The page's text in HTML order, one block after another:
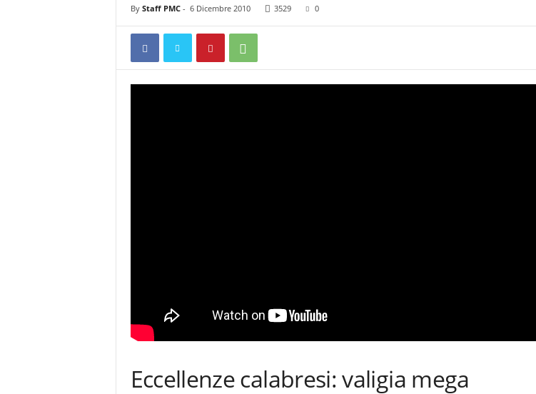
By Staff PMC- 6 Dicembre 2010 3529 0
Eccellenze calabresi: valigia mega